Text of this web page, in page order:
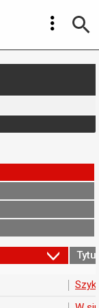
Tytuł